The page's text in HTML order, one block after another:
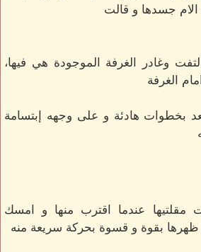
جسدها و قالت
وغادر الغرفة الموجودة هي فيها،
الغرفة
بخطوات هادئة و على وجهه إبتسامة
عندما اقترب منها و امسك
بقوة و قسوة بحركة سريعة منه